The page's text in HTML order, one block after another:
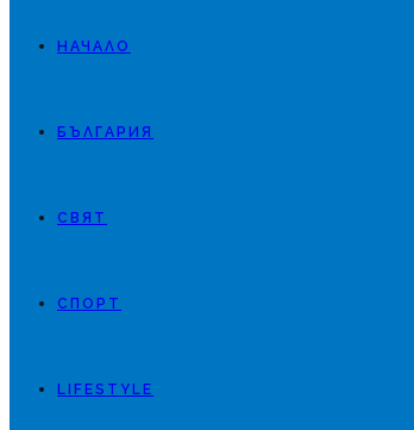
НАЧАЛО
БЪЛГАРИЯ
СВЯТ
СПОРТ
LIFESTYLE